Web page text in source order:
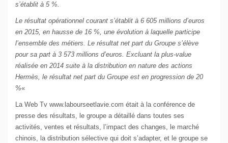
s’établit à 5 %.
Le résultat opérationnel courant s’établit à 6 605 millions d’euros
en 2015, en hausse de 16 %, une évolution à laquelle participe
l’ensemble des métiers. Le résultat net part du Groupe s’élève
pour sa part à 3 573 millions d’euros. Excluant la plus-value
réalisée en 2014 suite à la distribution en nature des actions
Hermès, le résultat net part du Groupe est en progression de 20
%«
La Web Tv www.labourseetlavie.com était à la conférence de
presse des résultats, le groupe a détaillé dans toutes ses
activités, ventes et résultats, l’impact des changes, le marché
chinois, la distribution sélective qui doit s’adapter, et le groupe se